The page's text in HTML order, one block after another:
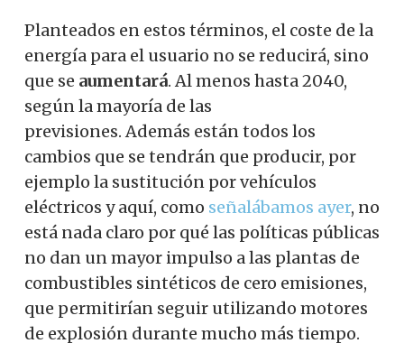
Planteados en estos términos, el coste de la
energía para el usuario no se reducirá, sino
que se aumentará. Al menos hasta 2040,
según la mayoría de las
previsiones. Además están todos los
cambios que se tendrán que producir, por
ejemplo la sustitución por vehículos
eléctricos y aquí, como señalábamos ayer, no
está nada claro por qué las políticas públicas
no dan un mayor impulso a las plantas de
combustibles sintéticos de cero emisiones,
que permitirían seguir utilizando motores
de explosión durante mucho más tiempo.